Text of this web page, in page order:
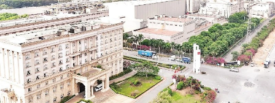
KHOA HỌC - CÔNG NGHỆ
MÔI TRƯỜNG
BẠN ĐỌC